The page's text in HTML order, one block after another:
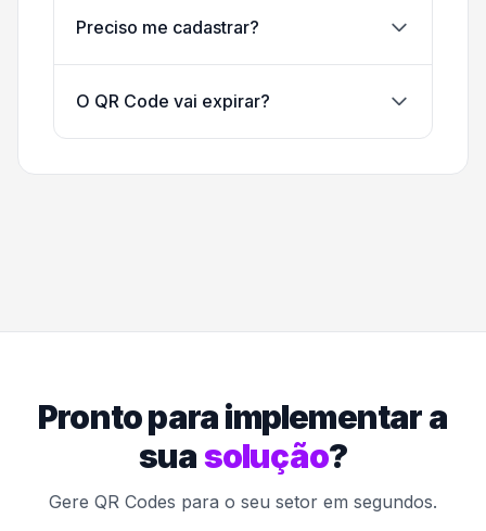
Preciso me cadastrar?
O QR Code vai expirar?
Pronto para implementar a
suasolução?
Gere QR Codes para o seu setor em segundos.